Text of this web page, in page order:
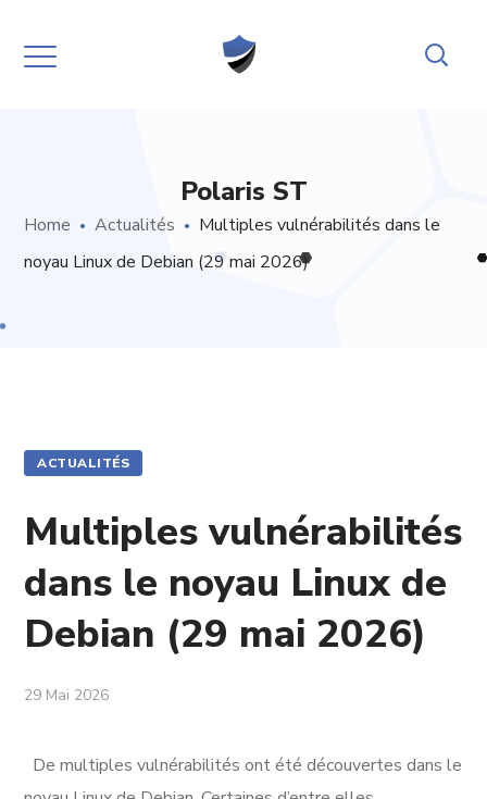
Polaris ST
Home Actualités
Multiples vulnérabilités dans le
noyau Linux de Debian (29 mai 2026)
ACTUALITÉS
Multiples vulnérabilités
dans le noyau Linux de
Debian (29 mai 2026)
29 Mai 2026
De multiples vulnérabilités ont été découvertes dans le